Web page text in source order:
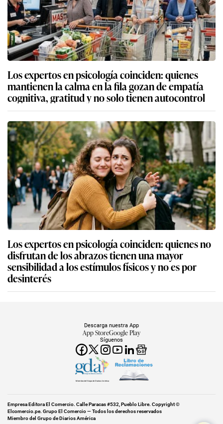
Los expertos en psicología coinciden: quienes
mantienen la calma en la fila gozan de empatía
cognitiva, gratitud y no solo tienen autocontrol
Los expertos en psicología coinciden: quienes no
disfrutan de los abrazos tienen una mayor
sensibilidad a los estímulos físicos y no es por
desinterés
Síguenos
Descarga nuestra App
App StoreGoogle Play
Miembro del Grupo de Diarios América
Empresa Editora El Comercio. Calle Paracas #532, Pueblo Libre. Copyright ©
Elcomercio.pe. Grupo El Comercio — Todos los derechos reservados
Miembro del Grupo de Diarios América